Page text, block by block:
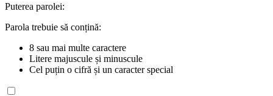
Puterea parolei:
Parola trebuie să conțină:
8 sau mai multe caractere
Litere majuscule și minuscule
Cel puțin o cifră și un caracter special